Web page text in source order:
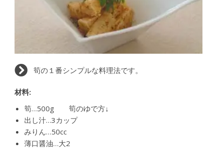
筍の１番シンプルな料理法です。
材料:
筍…500g 筍のゆで方↓
出し汁…3カップ
みりん…50cc
薄口醤油…大2